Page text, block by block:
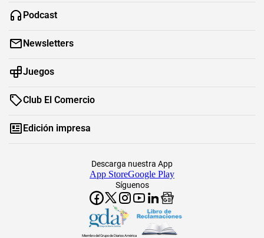
Podcast
Newsletters
Juegos
Club El Comercio
Edición impresa
Síguenos
Descarga nuestra App
App StoreGoogle Play
Miembro del Grupo de Diarios América